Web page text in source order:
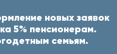
новых заявок
5% пенсионерам.
семьям.